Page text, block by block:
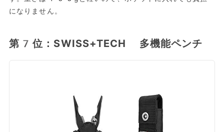
になりません。
第7位：SWISS+TECH 多機能ペンチ